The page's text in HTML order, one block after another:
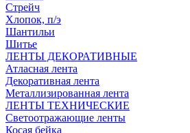
Стрейч
Хлопок, п/э
Шантильи
Шитье
ЛЕНТЫ ДЕКОРАТИВНЫЕ
Атласная лента
Декоративная лента
Металлизированная лента
ЛЕНТЫ ТЕХНИЧЕСКИЕ
Светоотражающие ленты
Косая бейка